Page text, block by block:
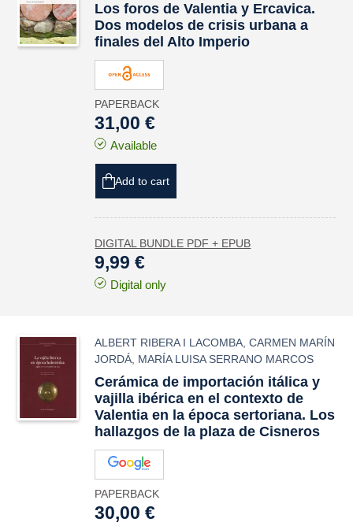
Los foros deValentia y Ercavica.
Dos modelos de crisis urbana a
finales del Alto Imperio
PAPERBACK
31,00 €
Available
Add to cart
DIGITAL BUNDLE PDF + EPUB
9,99 €
Digital only
ALBERT RIBERA I LACOMBA ,CARMEN MARÍN
JORDÁ MARÍA LUISA SERRANO MARCOS
Cerámica de importación itálica y
vajilla ibérica en el contexto de
Valentia en la época sertoriana. Los
hallazgos de la plaza de Cisneros
PAPERBACK
30,00 €